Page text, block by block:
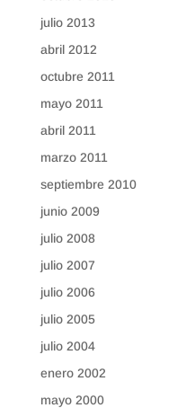
julio 2013
abril 2012
octubre 2011
mayo 2011
abril 2011
marzo 2011
septiembre 2010
junio 2009
julio 2008
julio 2007
julio 2006
julio 2005
julio 2004
enero 2002
mayo 2000